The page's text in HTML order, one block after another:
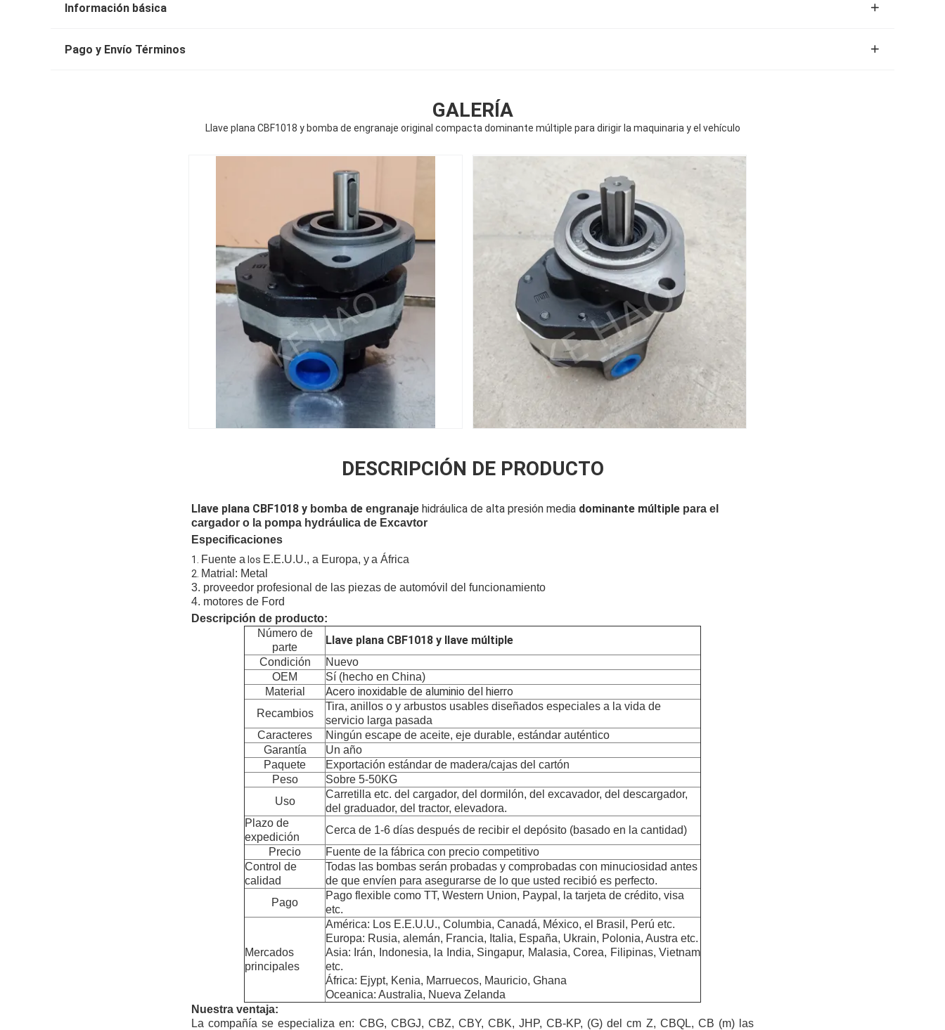
Información básica
Pago y Envío Términos
GALERÍA
Llave plana CBF1018 y bomba de engranaje original compacta dominante múltiple para dirigir la maquinaria y el vehículo
DESCRIPCIÓN DE PRODUCTO
Llave plana CBF1018 y bomba de engranaje hidráulica de alta presión media dominante múltiple para el
cargador o la pompa hydráulica de Excavtor
Especificaciones
1. Fuente a los E.E.U.U., a Europa, ya África
2. Matrial: Metal
3. proveedor profesional de las piezas de automóvil del funcionamiento
4. motores de Ford
Descripción de producto:
Número de
parte
Llave plana CBF1018 y llave múltiple
Condición
Nuevo
OEM
Sí (hecho en China)
Material
Acero inoxidable de aluminio del hierro
Recambios
Tira, anillos o y arbustos usables diseñados especiales a la vida de
servicio larga pasada
Caracteres
Ningún escape de aceite, eje durable, estándar auténtico
Garantía
Un año
Paquete
Exportación estándar de madera/cajas del cartón
Peso
Sobre 5-50KG
Uso
Carretilla etc. del cargador, del dormilón, del excavador, del descargador,
del graduador, del tractor, elevadora.
Plazo de
expedición
Cerca de 1-6 días después de recibir el depósito (basado en la cantidad)
Precio
Fuente de la fábrica con precio competitivo
Control de
calidad
Todas las bombas serán probadas y comprobadas con minuciosidad antes
de que envíen para asegurarse de lo que usted recibió es perfecto.
Pago
Pago flexible como TT, Western Union, Paypal, la tarjeta de crédito, visa
etc.
Mercados
principales
América: Los E.E.U.U., Columbia, Canadá, México, el Brasil, Perú etc.
Europa: Rusia, alemán, Francia, Italia, España, Ukrain, Polonia, Austra etc.
Asia: Irán, Indonesia, la India, Singapur, Malasia, Corea, Filipinas, Vietnam
etc.
África: Ejypt, Kenia, Marruecos, Mauricio, Ghana
Oceanica: Australia, Nueva Zelanda
Nuestra ventaja:
La compañía se especializa en: CBG, CBGJ, CBZ, CBY, CBK, JHP, CB-KP, (G) del cm Z, CBQL, CB (m) las